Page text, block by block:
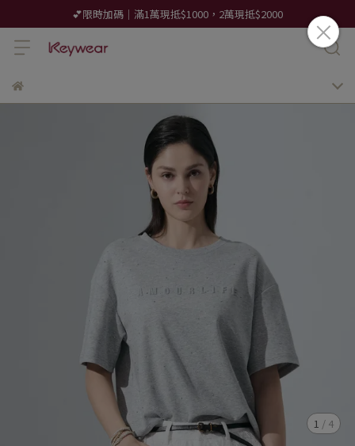
💕限時加碼｜滿1萬現抵$1000，2萬現抵$2000
1 / 4